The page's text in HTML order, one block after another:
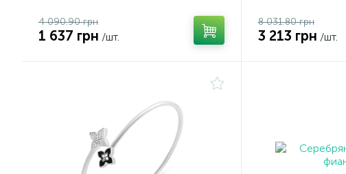
4 090.90 грн
1 637 грн /шт.
8 031.80 грн
3 213 грн /шт.